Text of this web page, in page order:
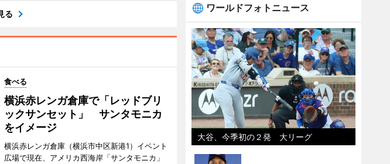
る
食べる
横浜赤レンガ倉庫で「レッドブリ
ックサンセット」 サンタモニカ
をイメージ
横浜赤レンガ倉庫（横浜市中区新港1）イベント
広場で現在、アメリカ西海岸「サンタモニカ」
ワールドフォトニュース
大谷、今季初の２発 大リーグ